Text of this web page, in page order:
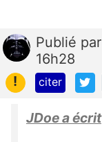
Publié par
16h28
!
citer
JDoe a écrit